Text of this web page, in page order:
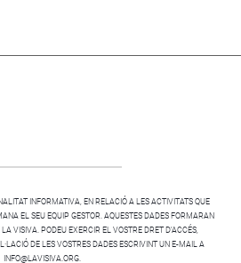
INFORMATIVA, EN RELACIÓ A LES ACTIVITATS QUE
EL SEU EQUIP GESTOR. AQUESTES DADES FORMARAN
VISIVA. PODEU EXERCIR EL VOSTRE DRET D’ACCÉS,
DE LES VOSTRES DADES ESCRIVINT UN E-MAIL A
INFO@LAVISIVA.ORG.